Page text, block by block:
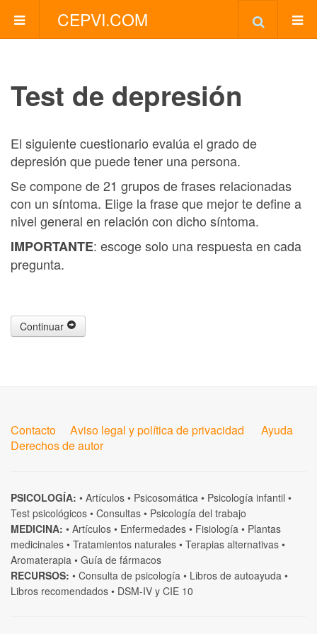
CEPVI.COM
Test de depresión
El siguiente cuestionario evalúa el grado de
depresión que puede tener una persona.
Se compone de 21 grupos de frases relacionadas
con un síntoma. Elige la frase que mejor te define a
nivel general en relación con dicho síntoma.
IMPORTANTE: escoge solo una respuesta en cada
pregunta.
Continuar
Contacto Aviso legal y política de privacidad
Ayuda
Derechos de autor
PSICOLOGÍA: • Artículos • Psicosomática • Psicología infantil •
Test psicológicos • Consultas • Psicología del trabajo
MEDICINA: • Artículos • Enfermedades • Fisiología • Plantas
medicinales • Tratamientos naturales • Terapias alternativas •
Aromaterapia • Guía de fármacos
RECURSOS: • Consulta de psicología • Libros de autoayuda •
Libros recomendados • DSM-IV y CIE 10